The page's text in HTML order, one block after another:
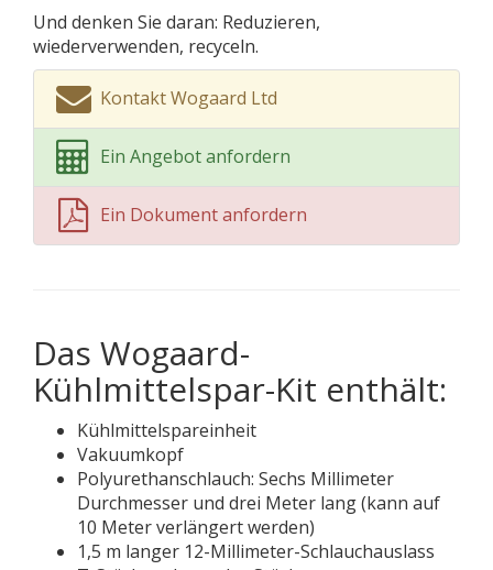
Und denken Sie daran: Reduzieren,
wiederverwenden, recyceln.
Kontakt Wogaard Ltd
Ein Angebot anfordern
Ein Dokument anfordern
Das Wogaard-
Kühlmittelspar-Kit enthält:
Kühlmittelspareinheit
Vakuumkopf
Polyurethanschlauch: Sechs Millimeter
Durchmesser und drei Meter lang (kann auf
10 Meter verlängert werden)
1,5 m langer 12-Millimeter-Schlauchauslass